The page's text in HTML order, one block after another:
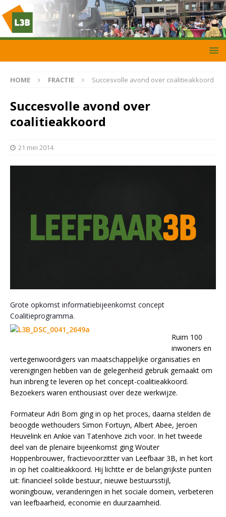
HOME FRACTIE Succesvolle avond over coalitieakkoord
Succesvolle avond over
coalitieakkoord
21 mei 2014
Grote opkomst informatiebijeenkomst concept
Coalitieprogramma.
Ruim 100
inwoners en
vertegenwoordigers van maatschappelijke organisaties en
verenigingen hebben van de gelegenheid gebruik gemaakt om
hun inbreng te leveren op het concept-coalitieakkoord.
Bezoekers waren enthousiast over deze werkwijze.
Formateur Adri Bom ging in op het proces, daarna stelden de
beoogde wethouders Simon Fortuyn, Albert Abee, Jeroen
Heuvelink en Ankie van Tatenhove zich voor. In het tweede
deel van de plenaire bijeenkomst ging Wouter
Hoppenbrouwer, fractievoorzitter van Leefbaar 3B, in het kort
in op het coalitieakkoord. Hij lichtte er de belangrijkste punten
uit: financieel solide bestuur, nieuwe bestuursstijl,
woningbouw, veranderingen in het sociale domein, verbeteren
van leefbaarheid, economie en duurzaamheid.